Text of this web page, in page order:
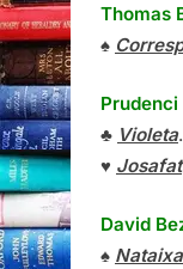
Thomas
♠
♣ Violeta.
♥ Josafat
David
♠